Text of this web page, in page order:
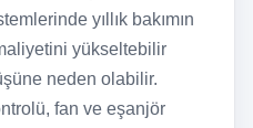
yıllık bakımın
yükseltebilir
neden olabilir.
fan ve eşanjör